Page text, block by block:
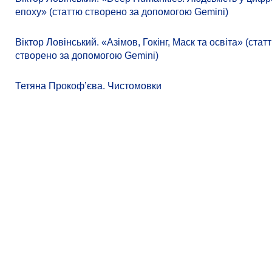
епоху» (статтю створено за допомогою Gemini)
Віктор Ловінський. «Азімов, Гокінг, Маск та освіта»
створено за допомогою Gemini)
Тетяна Прокоф’єва. Чистомовки